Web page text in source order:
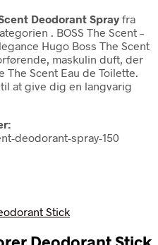
Deodorant Sprayfra
. BOSS The Scent –
Hugo Boss The Scent
maskulin duft, der
Scent Eau de Toilette.
at give dig en langvarig
deodorant-spray-150